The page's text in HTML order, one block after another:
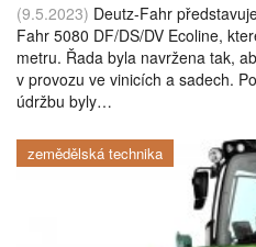
(9.5.2023) Deutz-Fahr
Fahr 5080 DF/DS/DV Ecoline,
metru. Řada byla navržena tak,
v provozu ve vinicích a sadech.
údržbu byly…
zemědělská technika